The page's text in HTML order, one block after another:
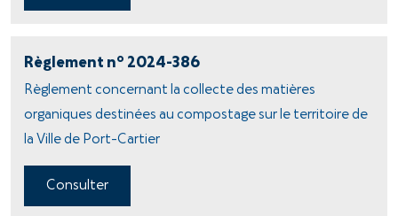
Règlement no 2024-386
Règlement concernant la collecte des matières
organiques destinées au compostage sur le territoire de
la Ville de Port-Cartier
Consulter